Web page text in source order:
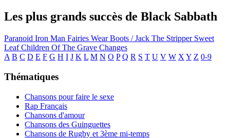
Les plus grands succès de Black Sabbath
Paranoid Iron Man Fairies Wear Boots / Jack The Stripper Sweet
LeafChildren Of The Grave Changes
A B C D E F G H I J K L M N O P Q R S T U V W X Y Z 0-9
Thématiques
Chansons pour faire le sexe
Rap Français
Chansons d'amour
Chansons des Guinguettes
Chansons de Rugby et 3ème mi-temps